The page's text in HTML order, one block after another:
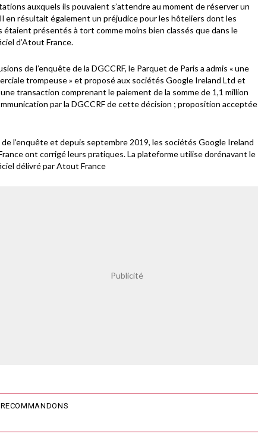
auxquels ils pouvaient s’attendre au moment de réserver un
en résultait également un préjudice pour les hôteliers dont les
étaient présentés à tort comme moins bien classés que dans le
d’Atout France.
de l’enquête de la DGCCRF, le Parquet de Paris a admis « une
trompeuse » et proposé aux sociétés Google Ireland Ltd et
transaction comprenant le paiement de la somme de 1,1 million
par la DGCCRF de cette décision ; proposition acceptée
l’enquête et depuis septembre 2019, les sociétés Google Ireland
ont corrigé leurs pratiques. La plateforme utilise dorénavant le
délivré par Atout France